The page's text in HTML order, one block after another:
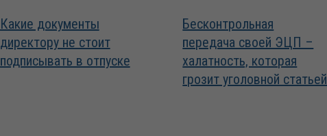
Какие документы
директору не стоит
подписывать в отпуске
Бесконтрольная
передача своей ЭЦП –
халатность, которая
грозит уголовной статьей